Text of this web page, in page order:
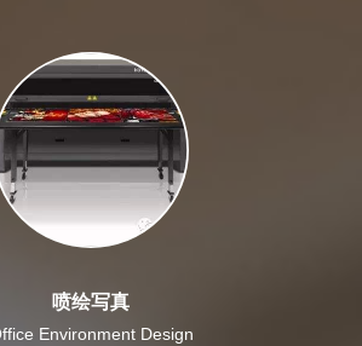
喷绘写真
Environment Design